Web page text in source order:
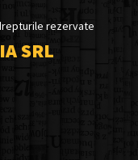
rezervate
SRL